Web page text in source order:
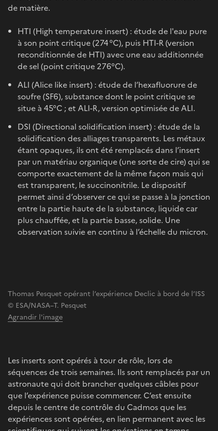
de matière.
HTI (High temperature insert) : étude de l'eau pure
à son point critique (274 °C), puis HTI-R (version
reconditionnée de HTI) avec une eau additionnée
de sel (point critique 276°C).
ALI (Alice like insert) : étude de l’hexafluorure de
soufre (SF6), substance dont le point critique se
situe à 45°C ; et ALI-R, version optimisée de ALI.
DSI (Directional solidification insert) : étude de la
solidification des alliages transparents. Les métaux
étant opaques, ils ont été remplacés dans l’insert
par un matériau organique (une sorte de cire) qui se
comporte exactement de la même façon mais qui
est transparent, le succinonitrile. Le dispositif
permet ainsi d’observer ce qui se passe à la jonction
entre la partie haute de la substance, liquide car
plus chauffée, et la partie basse, solide. Une
observation suivie en continu à l’échelle du micron.
Thomas Pesquet opérant l’expérience Declic à bord de l’ISS
© ESA/NASA–T. Pesquet
Agrandir l'image
Les inserts sont opérés à tour de rôle, lors de
séquences de trois semaines. Ils sont remplacés par un
astronaute qui doit brancher quelques câbles pour
que l’expérience puisse commencer. C’est ensuite
depuis le centre de contrôle du Cadmos que les
expériences sont opérées, en lien permanent avec les